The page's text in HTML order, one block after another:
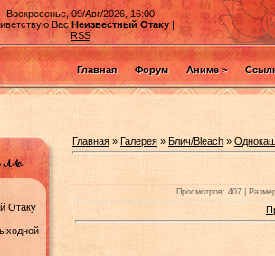
Воскресенье, 09/Авг/2026, 16:00
ВасНеизвестный Отаку|
RSS
Главная Форум Аниме >
Отаку
Главная » Галерея » Блич/Bleach »
Просмотров: 407 |